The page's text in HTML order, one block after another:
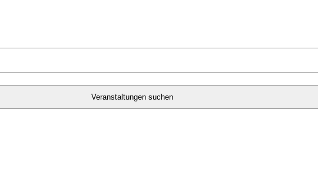
Veranstaltungen suchen